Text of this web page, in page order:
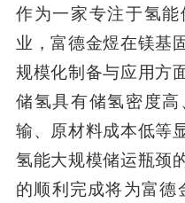
作为一家专注于氢
业，富德金煜在镁基
规模化制备与应用方
储氢具有储氢密度
输、原材料成本低等
氢能大规模储运瓶颈
的顺利完成将为富